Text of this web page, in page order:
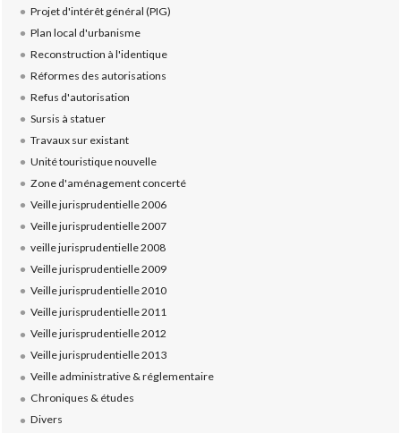
Projet d'intérêt général (PIG)
Plan local d'urbanisme
Reconstruction à l'identique
Réformes des autorisations
Refus d'autorisation
Sursis à statuer
Travaux sur existant
Unité touristique nouvelle
Zone d'aménagement concerté
Veille jurisprudentielle 2006
Veille jurisprudentielle 2007
veille jurisprudentielle 2008
Veille jurisprudentielle 2009
Veille jurisprudentielle 2010
Veille jurisprudentielle 2011
Veille jurisprudentielle 2012
Veille jurisprudentielle 2013
Veille administrative & réglementaire
Chroniques & études
Divers